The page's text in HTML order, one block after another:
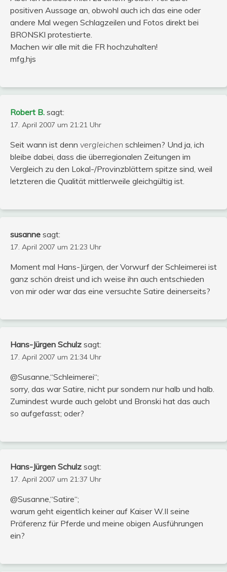
positiven Aussage an, obwohl auch ich das eine oder
andere Mal wegen Schlagzeilen und Fotos direkt bei
BRONSKI protestierte.
Machen wir alle mit die FR hochzuhalten!
mfg,hjs
Robert B. sagt:
17. April 2007 um 21:21 Uhr
Seit wann ist denn vergleichen schleimen? Und ja, ich
bleibe dabei, dass die überregionalen Zeitungen im
Vergleich zu den Lokal-/Provinzblättern spitze sind, weil
letzteren die Qualität mittlerweile gleichgültig ist.
susanne sagt:
17. April 2007 um 21:23 Uhr
Moment mal Hans-Jürgen, der Vorwurf der Schleimerei ist
ganz schön dreist und ich weise ihn auch entschieden
von mir oder war das eine versuchte Satire deinerseits?
Hans-Jürgen Schulz sagt:
17. April 2007 um 21:34 Uhr
@Susanne,“Schleimerei“;
sorry, das war Satire, nicht pur sondern nur halb und halb.
Zumindest wurde auch gelobt und Bronski hat das auch
so aufgefasst; oder?
Hans-Jürgen Schulz sagt:
17. April 2007 um 21:37 Uhr
@Susanne,“Satire“;
warum geht eigentlich keiner auf Kaiser W.II seine
Präferenz für Pferde und meine obigen Ausführungen
ein?